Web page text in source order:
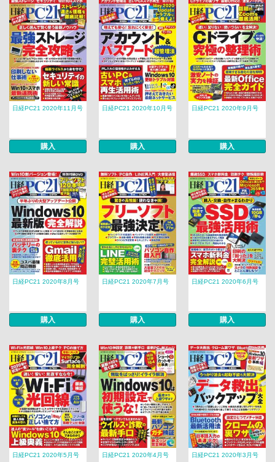
日経PC21 2020年11月号
購入
日経PC21 2020年10月号
購入
日経PC21 2020年9月号
購入
日経PC21 2020年8月号
購入
日経PC21 2020年7月号
購入
日経PC21 2020年6月号
購入
日経PC21 2020年5月号 日経PC21 2020年4月号 日経PC21 2020年3月号